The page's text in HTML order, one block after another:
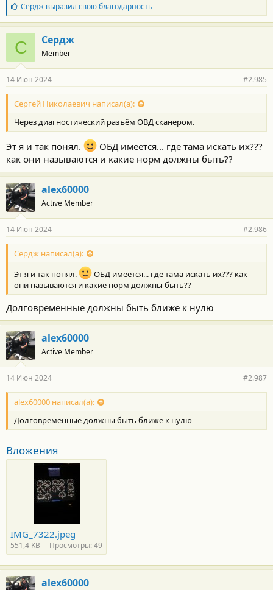
Б
л
а
г
о
д
а
н
о
с
и
:
Серджвыразил свою благодарность
С Сердж
Member
14 Июн 2024 #2.985
Сергей Николаевич написал(а):
Через диагностический разъём ОВД сканером.
Эт я и так понял.
ОБД имеется... где тама искать их???
как они называются и какие норм должны быть??
alex60000
Active Member
14 Июн 2024 #2.986
Сердж написал(а):
Эт я и так понял.
ОБД имеется... где тама искать их??? как
они называются и какие норм должны быть??
Долговременные должны быть ближе к нулю
alex60000
Active Member
14 Июн 2024 #2.987
alex60000 написал(а):
Долговременные должны быть ближе к нулю
Вложения
IMG_7322.jpeg
551,4 KB Просмотры: 49
alex60000